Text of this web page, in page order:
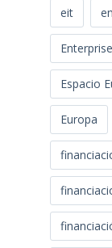
eit
Espacio
Europa